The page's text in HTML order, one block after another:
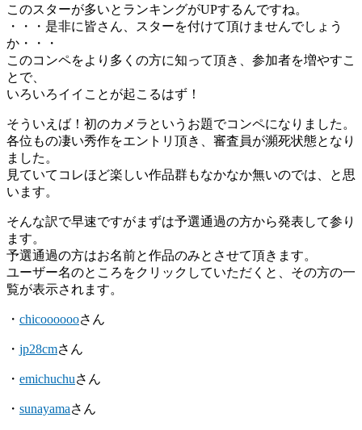
このスターが多いとランキングがUPするんですね。
・・・是非に皆さん、スターを付けて頂けませんでしょう
か・・・
このコンペをより多くの方に知って頂き、参加者を増やすこ
とで、
いろいろイイことが起こるはず！
そういえば！初のカメラというお題でコンペになりました。
各位もの凄い秀作をエントリ頂き、審査員が瀕死状態となり
ました。
見ていてコレほど楽しい作品群もなかなか無いのでは、と思
います。
そんな訳で早速ですがまずは予選通過の方から発表して参り
ます。
予選通過の方はお名前と作品のみとさせて頂きます。
ユーザー名のところをクリックしていただくと、その方の一
覧が表示されます。
・ chicooooooさん
・ jp28cmさん
・ emichuchuさん
・ sunayamaさん